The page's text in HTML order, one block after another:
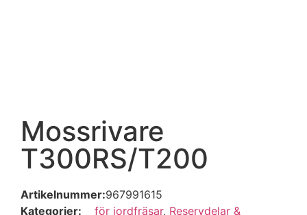
Mossrivare
T300RS/T200
Artikelnummer:967991615
Kategorier:
för jordfräsar, Reservdelar &